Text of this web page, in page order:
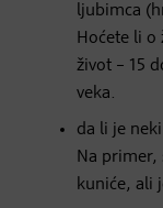
ljubimca
Hoćete li
život – 15
veka.
da li je
Na primer,
kuniće, ali